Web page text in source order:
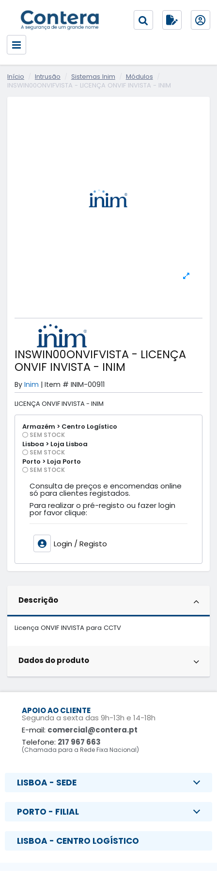
Início Intrusão Sistemas Inim
Módulos
INSWIN00ONVIFVISTA - LICENÇA ONVIF INVISTA - INIM
INSWIN00ONVIFVISTA - LICENÇA
ONVIF INVISTA - INIM
By Inim | Item # INIM-00911
LICENÇA ONVIF INVISTA - INIM
Armazém > Centro Logístico
SEM STOCK
Lisboa > Loja Lisboa
SEM STOCK
Porto > Loja Porto
SEM STOCK
Consulta de preços e encomendas online
só para clientes registados.
Para realizar o pré-registo ou fazer login
por favor clique:
Login / Registo
Descrição
Licença ONVIF INVISTA para CCTV
Dados do produto
APOIO AO CLIENTE
Segunda a sexta das 9h-13h e 14-18h
E-mail: comercial@contera.pt
Telefone: 217 967 663
(Chamada para a Rede Fixa Nacional)
LISBOA - SEDE
PORTO - FILIAL
LISBOA - CENTRO LOGÍSTICO